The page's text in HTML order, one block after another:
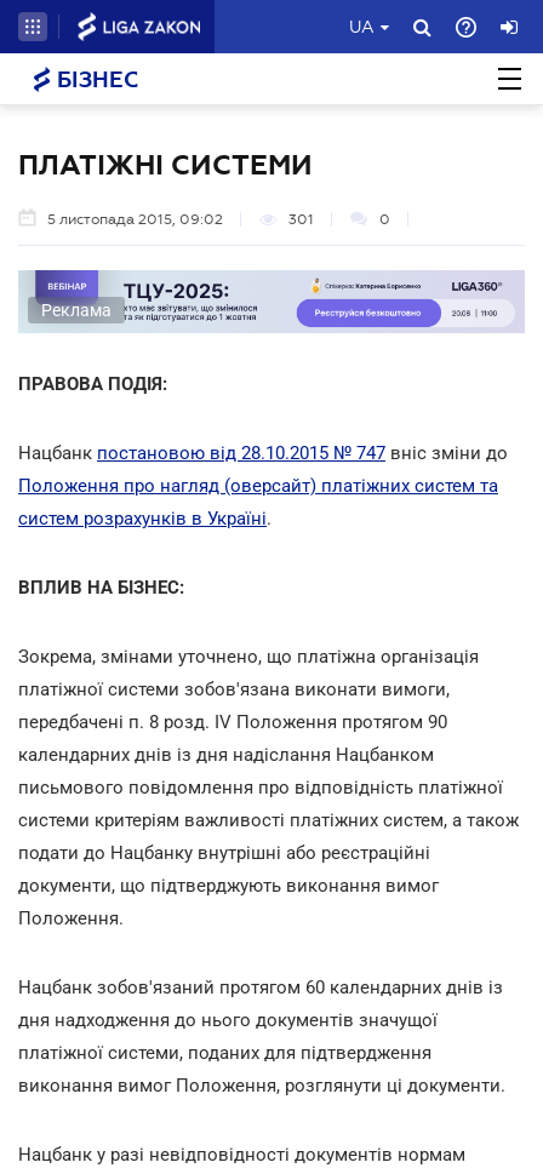
UA
БІЗНЕС
ПЛАТІЖНІ СИСТЕМИ
5 листопада 2015, 09:02 301 0
Реклама
ПРАВОВА ПОДІЯ:
Нацбанк постановою від 28.10.2015 № 747 вніс зміни до
Положення про нагляд (оверсайт) платіжних систем та
систем розрахунків в Україні.
ВПЛИВ НА БІЗНЕС:
Зокрема, змінами уточнено, що платіжна організація
платіжної системи зобов'язана виконати вимоги,
передбачені п. 8 розд. IV Положення протягом 90
календарних днів із дня надіслання Нацбанком
письмового повідомлення про відповідність платіжної
системи критеріям важливості платіжних систем, а також
подати до Нацбанку внутрішні або реєстраційні
документи, що підтверджують виконання вимог
Положення.
Нацбанк зобов'язаний протягом 60 календарних днів із
дня надходження до нього документів значущої
платіжної системи, поданих для підтвердження
виконання вимог Положення, розглянути ці документи.
Нацбанк у разі невідповідності документів нормам